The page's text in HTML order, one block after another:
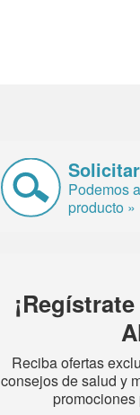
Podemos
producto »
Reciba ofertas
consejos de salud y
promociones